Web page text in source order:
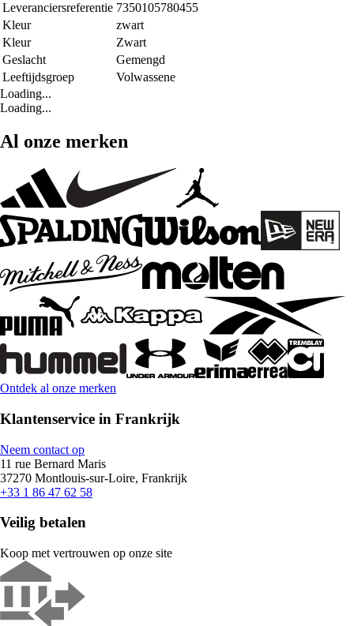
Leveranciersreferentie 7350105780455
Kleur
zwart
Kleur
Zwart
Geslacht
Gemengd
Leeftijdsgroep
Volwassene
Loading...
Loading...
Al onze merken
Ontdek al onze merken
Klantenservice in Frankrijk
Neem contact op
11 rue Bernard Maris
37270 Montlouis-sur-Loire, Frankrijk
+33 1 86 47 62 58
Veilig betalen
Koop met vertrouwen op onze site